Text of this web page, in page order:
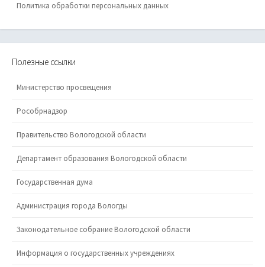
Политика обработки персональных данных
Полезные ссылки
Министерство просвещения
Рособрнадзор
Правительство Вологодской области
Департамент образования Вологодской области
Государственная дума
Администрация города Вологды
Законодательное собрание Вологодской области
Информация о государственных учреждениях